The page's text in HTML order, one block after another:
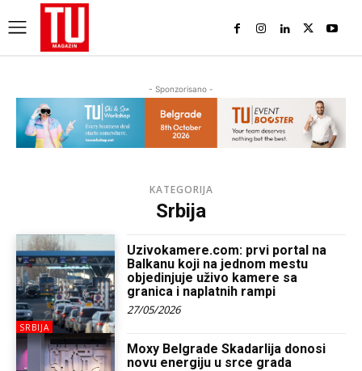
- Sponzorisano -
KATEGORIJA
Srbija
SRBIJA
Uzivokamere.com: prvi portal na
Balkanu koji na jednom mestu
objedinjuje uživo kamere sa
granica i naplatnih rampi
27/05/2026
Moxy Belgrade Skadarlija donosi
novu energiju u srce grada